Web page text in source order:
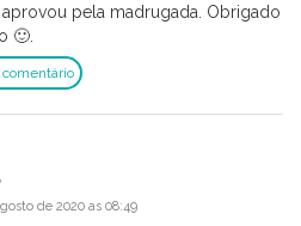
pela madrugada. Obrigado
🙂.
comentário
de 2020 as 08:49